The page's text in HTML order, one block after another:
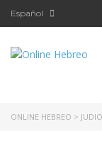
Español
ONLINE HEBREO >